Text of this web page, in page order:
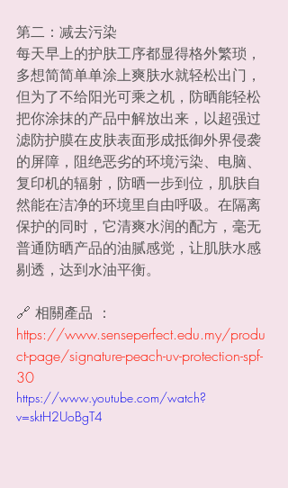
第二：减去污染
每天早上的护肤工序都显得格外繁琐，
多想简简单单涂上爽肤水就轻松出门，
但为了不给阳光可乘之机，防晒能轻松
把你涂抹的产品中解放出来，以超强过
滤防护膜在皮肤表面形成抵御外界侵袭
的屏障，阻绝恶劣的环境污染、电脑、
复印机的辐射，防晒一步到位，肌肤自
然能在洁净的环境里自由呼吸。在隔离
保护的同时，它清爽水润的配方，毫无
普通防晒产品的油腻感觉，让肌肤水感
剔透，达到水油平衡。
🔗 相關產品 ：
https://www.senseperfect.edu.my/produ
ct-page/signature-peach-uv-protection-spf-
30
https://www.youtube.com/watch?
v=sktH2UoBgT4